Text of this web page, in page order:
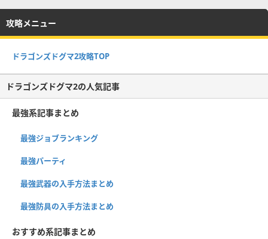
攻略メニュー
ドラゴンズドグマ2攻略TOP
ドラゴンズドグマ2の人気記事
最強系記事まとめ
最強ジョブランキング
最強パーティ
最強武器の入手方法まとめ
最強防具の入手方法まとめ
おすすめ系記事まとめ